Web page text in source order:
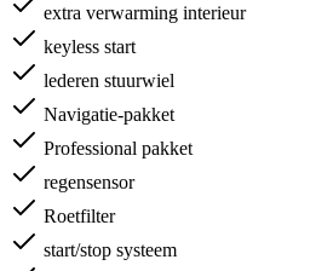
extra verwarming interieur
keyless start
lederen stuurwiel
Navigatie-pakket
Professional pakket
regensensor
Roetfilter
start/stop systeem